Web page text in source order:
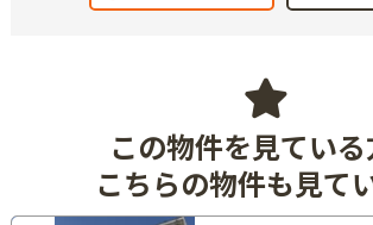
この物件を見てい
こちらの物件も見て